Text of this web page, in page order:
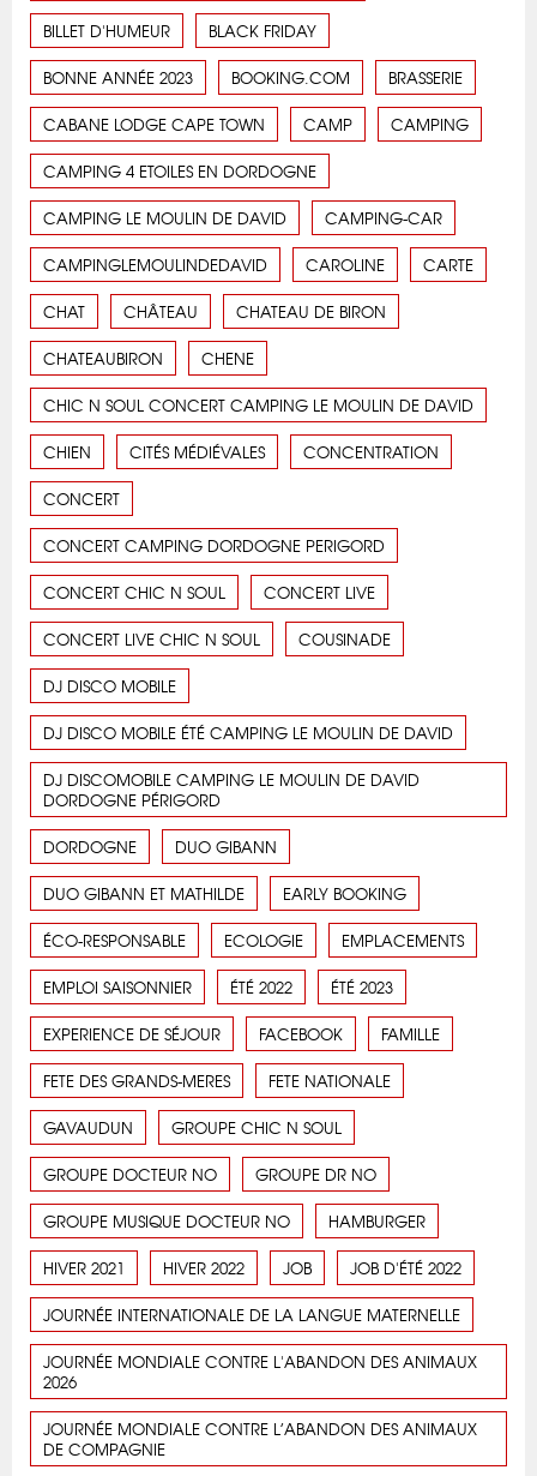
BILLET D'HUMEUR BLACK FRIDAY
BONNE ANNÉE 2023 BOOKING.COM BRASSERIE
CABANE LODGE CAPE TOWN CAMP CAMPING
CAMPING 4 ETOILES EN DORDOGNE
CAMPING LE MOULIN DE DAVID CAMPING-CAR
CAMPINGLEMOULINDEDAVID CAROLINE CARTE
CHAT CHÂTEAU CHATEAU DE BIRON
CHATEAUBIRON CHENE
CHIC N SOUL CONCERT CAMPING LE MOULIN DE DAVID
CHIEN CITÉS MÉDIÉVALES CONCENTRATION
CONCERT
CONCERT CAMPING DORDOGNE PERIGORD
CONCERT CHIC N SOUL CONCERT LIVE
CONCERT LIVE CHIC N SOUL COUSINADE
DJ DISCO MOBILE
DJ DISCO MOBILE ÉTÉ CAMPING LE MOULIN DE DAVID
DJ DISCOMOBILE CAMPING LE MOULIN DE DAVID
DORDOGNE PÉRIGORD
DORDOGNE DUO GIBANN
DUO GIBANN ET MATHILDE EARLY BOOKING
ÉCO-RESPONSABLE ECOLOGIE EMPLACEMENTS
EMPLOI SAISONNIER ÉTÉ 2022 ÉTÉ 2023
EXPERIENCE DE SÉJOUR FACEBOOK FAMILLE
FETE DES GRANDS-MERES FETE NATIONALE
GAVAUDUN GROUPE CHIC N SOUL
GROUPE DOCTEUR NO GROUPE DR NO
GROUPE MUSIQUE DOCTEUR NO HAMBURGER
HIVER 2021 HIVER 2022 JOB JOB D'ÉTÉ 2022
JOURNÉE INTERNATIONALE DE LA LANGUE MATERNELLE
JOURNÉE MONDIALE CONTRE L'ABANDON DES ANIMAUX
2026
JOURNÉE MONDIALE CONTRE L’ABANDON DES ANIMAUX
DE COMPAGNIE